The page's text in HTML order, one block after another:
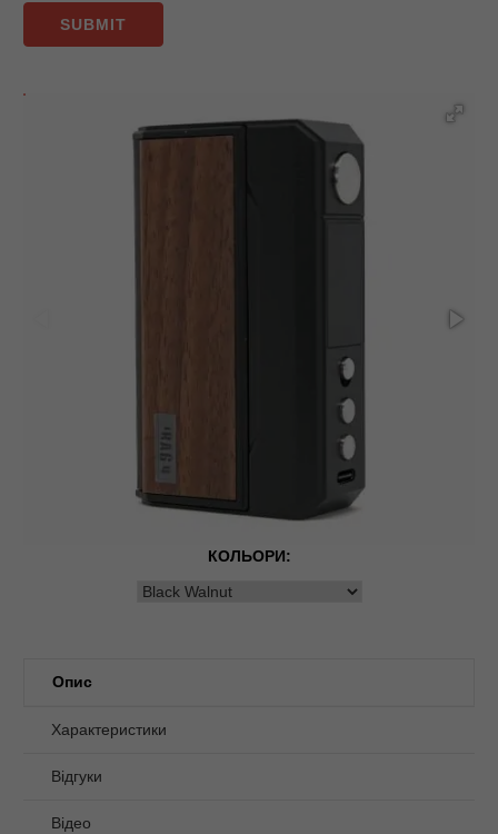
SUBMIT
КОЛЬОРИ:
Опис
Характеристики
Відгуки
Відео